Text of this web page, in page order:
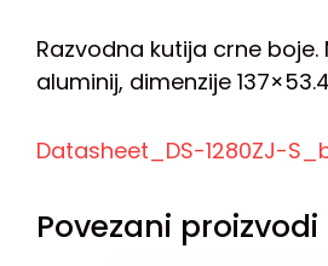
Razvodna kutija crne boje.
aluminij, dimenzije
Datasheet_DS-1280ZJ-
Povezani proizvodi